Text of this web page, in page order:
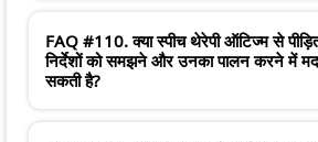
FAQ #110. क्या स्पीच थेरेपी ऑटिज्म से
निर्देशों को समझने और उनका पालन करने में
सकती है?